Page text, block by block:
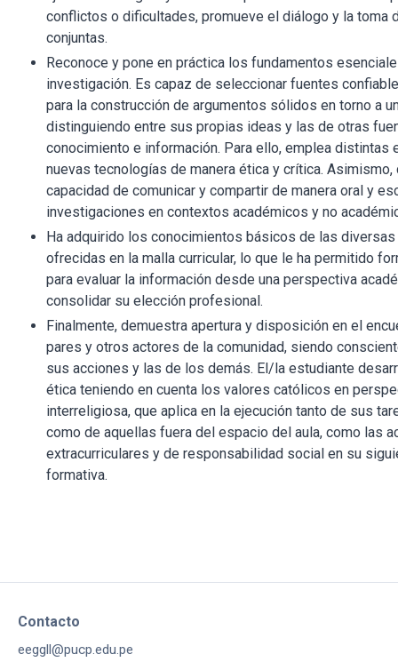
conflictos o dificultades, promueve el diálogo y la toma
conjuntas.
Reconoce y pone en práctica los fundamentos
investigación. Es capaz de seleccionar fuentes
para la construcción de argumentos sólidos en torno a
distinguiendo entre sus propias ideas y las de otras
conocimiento e información. Para ello, emplea distintas
nuevas tecnologías de manera ética y crítica. Asimismo,
capacidad de comunicar y compartir de manera oral y
investigaciones en contextos académicos y no
Ha adquirido los conocimientos básicos de las
ofrecidas en la malla curricular, lo que le ha permitido
para evaluar la información desde una perspectiva
consolidar su elección profesional.
Finalmente, demuestra apertura y disposición en el
pares y otros actores de la comunidad, siendo
sus acciones y las de los demás. El/la estudiante
ética teniendo en cuenta los valores católicos en
interreligiosa, que aplica en la ejecución tanto de sus
como de aquellas fuera del espacio del aula, como las
extracurriculares y de responsabilidad social en su
formativa.
Contacto
eeggll@pucp.edu.pe